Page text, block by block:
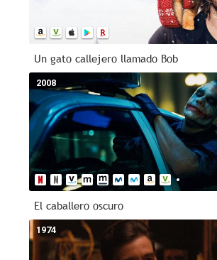
Un gato callejero llamado Bob
2008
El caballero oscuro
1974